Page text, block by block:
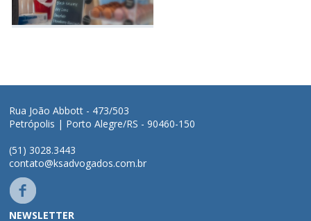
Rua João Abbott - 473/503
Petrópolis | Porto Alegre/RS - 90460-150
(51) 3028.3443
contato@ksadvogados.com.br
NEWSLETTER